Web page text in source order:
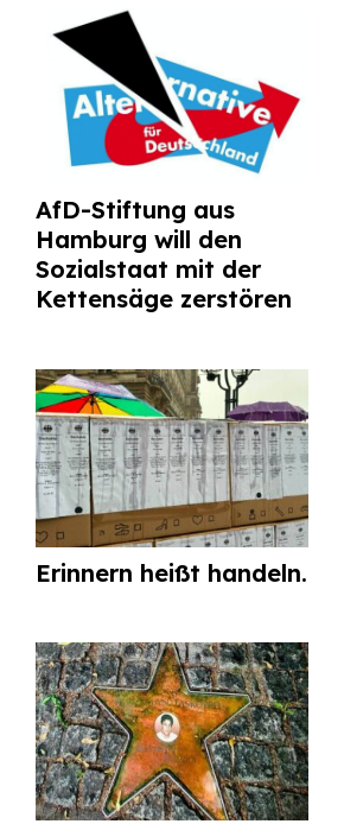
AfD-Stiftung aus
Hamburg will den
Sozialstaat mit der
Kettensäge zerstören
Erinnern heißt handeln.